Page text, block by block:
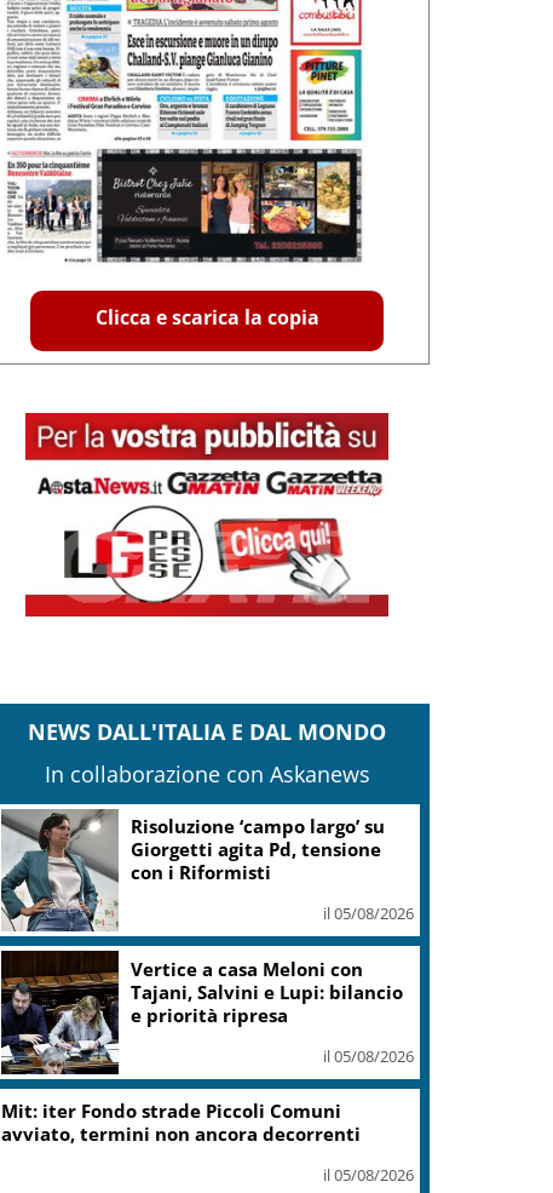
Clicca e scarica la copia
NEWS DALL'ITALIA E DAL MONDO
In collaborazione con Askanews
Risoluzione ‘campo largo’ su
Giorgetti agita Pd, tensione
con i Riformisti
il 05/08/2026
Vertice a casa Meloni con
Tajani, Salvini e Lupi: bilancio
e priorità ripresa
il 05/08/2026
Mit: iter Fondo strade Piccoli Comuni
avviato, termini non ancora decorrenti
il 05/08/2026